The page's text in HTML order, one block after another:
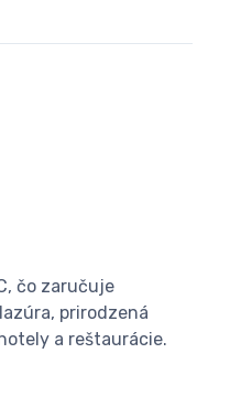
čo zaručuje
prirodzená
a reštaurácie.